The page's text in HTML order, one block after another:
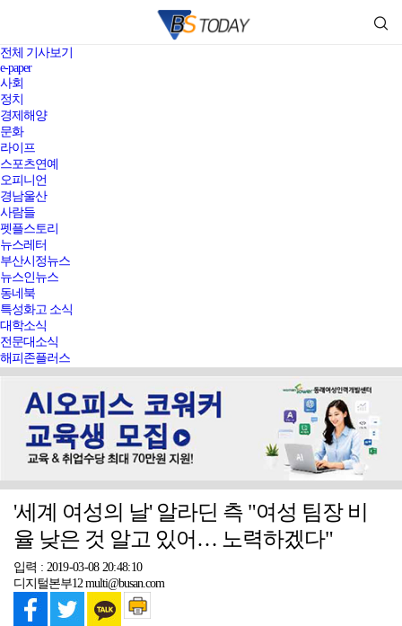
전체 기사보기
e-paper
사회
정치
경제해양
문화
라이프
스포츠연예
오피니언
경남울산
사람들
펫플스토리
뉴스레터
부산시정뉴스
뉴스인뉴스
동네북
특성화고 소식
대학소식
전문대소식
해피존플러스
'세계 여성의 날' 알라딘 측 "여성 팀장 비
율 낮은 것 알고 있어… 노력하겠다"
입력 : 2019-03-08 20:48:10
디지털본부12 multi@busan.com